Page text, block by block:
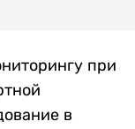
при
в